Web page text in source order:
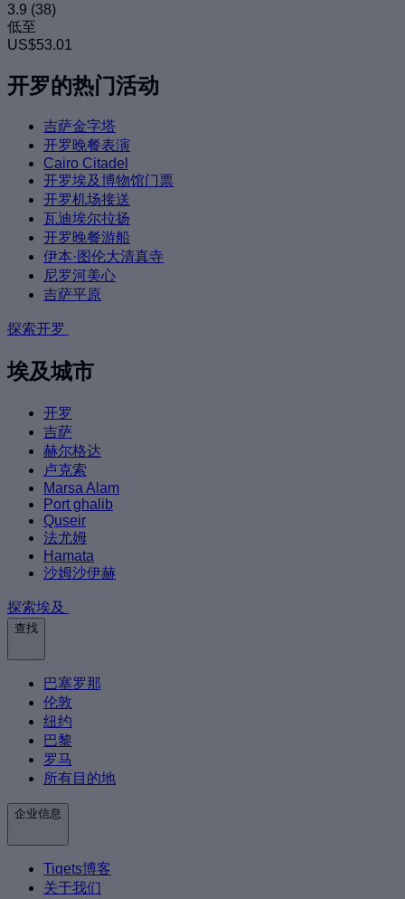
3.9 (38)
低至
US$53.01
开罗的热门活动
吉萨金字塔
开罗晚餐表演
Cairo Citadel
开罗埃及博物馆门票
开罗机场接送
瓦迪埃尔拉扬
开罗晚餐游船
伊本·图伦大清真寺
尼罗河美心
吉萨平原
探索开罗
埃及城市
开罗
吉萨
赫尔格达
卢克索
Marsa Alam
Port ghalib
Quseir
法尤姆
Hamata
沙姆沙伊赫
探索埃及
查找
巴塞罗那
伦敦
纽约
巴黎
罗马
所有目的地
企业信息
Tiqets博客
关于我们